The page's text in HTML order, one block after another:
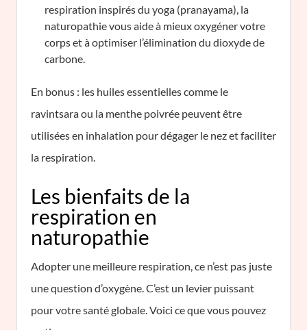
respiration inspirés du yoga (pranayama), la
naturopathie vous aide à mieux oxygéner votre
corps et à optimiser l’élimination du dioxyde de
carbone.
En bonus : les huiles essentielles comme le
ravintsara ou la menthe poivrée peuvent être
utilisées en inhalation pour dégager le nez et faciliter
la respiration.
Les bienfaits de la
respiration en
naturopathie
Adopter une meilleure respiration, ce n’est pas juste
une question d’oxygène. C’est un levier puissant
pour votre santé globale. Voici ce que vous pouvez